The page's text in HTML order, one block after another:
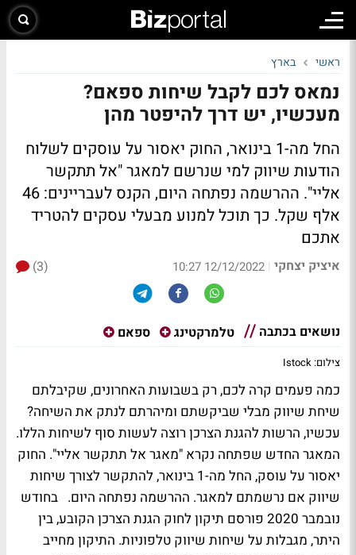
ראשי בארץ
נמאס לכם לקבל שיחות ספאם?
מעכשיו, יש דרך להיפטר מהן
החל מה-1 בינואר, החוק יאסור על עוסקים לשלוח
הודעות שיווק למי שנרשם למאגר "אל תתקשר
אליי". ההרשמה נפתחה היום, הקנס לעבריינים: 46
אלף שקל. כך תוכל למנוע מבעלי עסקים להטריד
אתכם
איציק יצחקי |
12/12/2022 10:27
(3)
נושאים בכתבה טלמרקטינג ספאם
צילום: Istock
כמה פעמים קרה לכם, רק בשבועות האחרונים, שקיבלתם
שיחת שיווק מבלי שביקשתם ומיהרתם לנתק את השיחה?
עכשיו, הרשות להגנת הצרכן רוצה לעשות סוף לשיחות הללו.
המאגר החדש שפתחה נקרא "מאגר אל תתקשר אליי". החוק
יאסור על עוסק, החל מה-1 בינואר, להתקשר לצורך שיחות
שיווק אם נרשמתם למאגר. ההרשמה נפתחה היום. בחודש
נובמבר 2020 פורסם תיקון לחוק הגנת הצרכן הקובע, בין
היתר, מגבלות על שיחות שיווק טלפוניות. התיקון מחייב